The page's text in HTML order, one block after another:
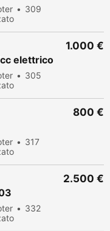
309
elettrico
305
1.000 €
317
800 €
332
2.500 €